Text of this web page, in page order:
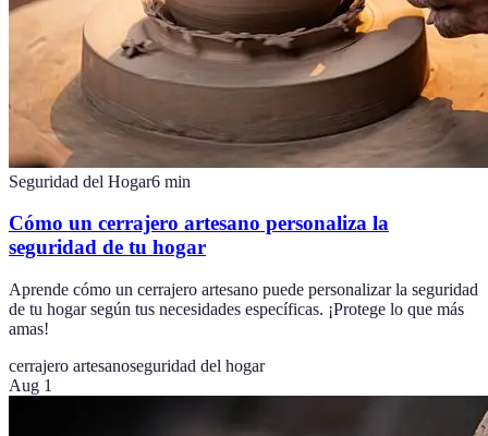
Seguridad del Hogar6 min
Cómo un cerrajero artesano personaliza la
seguridad de tu hogar
Aprende cómo un cerrajero artesano puede personalizar la seguridad
de tu hogar según tus necesidades específicas. ¡Protege lo que más
amas!
cerrajero artesanoseguridad del hogar
Aug 1